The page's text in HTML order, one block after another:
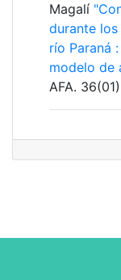
Magalí
durante
río Paraná
modelo de
AFA.